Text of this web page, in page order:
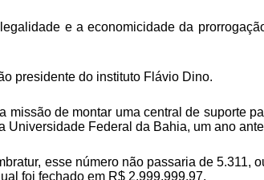
e a economicidade da
presidente do instituto Flávio Dino.
de montar uma central de suporte
Universidade Federal da Bahia, um ano
esse número não passaria de 5.311,
foi fechado em R$ 2.999.999,97.